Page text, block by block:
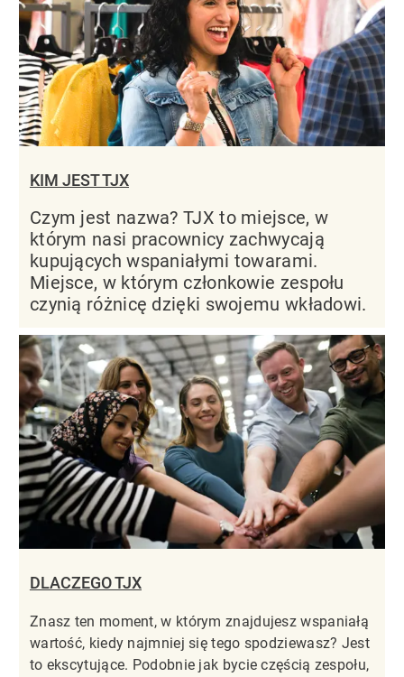
KIM JEST TJX
Czym jest nazwa? TJX to miejsce, w
którym nasi pracownicy zachwycają
kupujących wspaniałymi towarami.
Miejsce, w którym członkowie zespołu
czynią różnicę dzięki swojemu wkładowi.
DLACZEGO TJX
Znasz ten moment, w którym znajdujesz wspaniałą
wartość, kiedy najmniej się tego spodziewasz? Jest
to ekscytujące. Podobnie jak bycie częścią zespołu,